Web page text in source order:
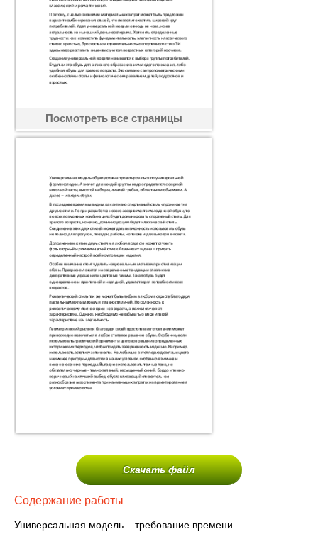
Посмотреть все страницы
Скачать файл
Содержание работы
Универсальная модель – требование времени